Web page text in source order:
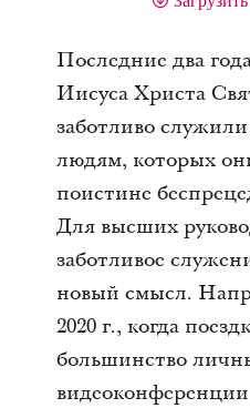
Последние два
Иисуса Христа
заботливо
людям, которых
поистине
Для высших
заботливое
новый смысл.
2020 г., когда
большинство